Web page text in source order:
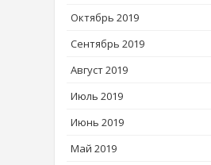
Октябрь 2019
Сентябрь 2019
Август 2019
Июль 2019
Июнь 2019
Май 2019